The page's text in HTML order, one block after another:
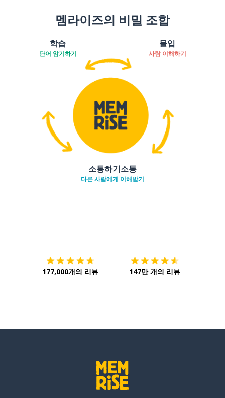
멤라이즈의 비밀 조합
학습
단어 암기하기
몰입
사람 이해하기
소통하기소통
다른 사람에게 이해받기
177,000개의 리뷰 147만 개의 리뷰